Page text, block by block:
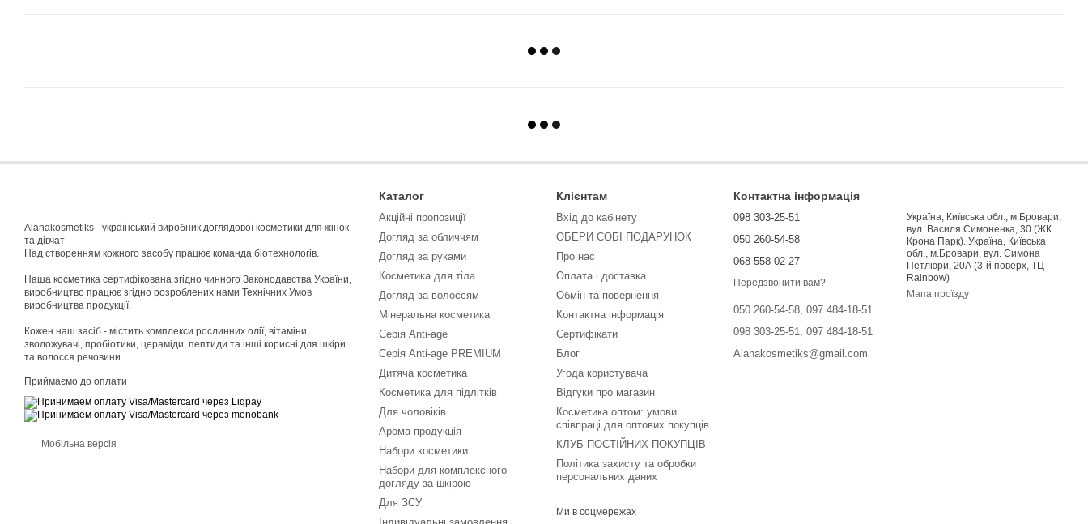
Alanakosmetiks - український виробник доглядової косметики для жінок
та дівчат
Над створенням кожного засобу працює команда біотехнологів.
Наша косметика сертифікована згідно чинного Законодавства України,
виробництво працює згідно розроблених нами Технічних Умов
виробництва продукції.
Кожен наш засіб - містить комплекси рослинних олії, вітаміни,
зволожувачі, пробіотики, цераміди, пептиди та інші корисні для шкіри
та волосся речовини.
Приймаємо до оплати
Мобільна версія
Каталог
Акційні пропозиції
Догляд за обличчям
Догляд за руками
Косметика для тіла
Догляд за волоссям
Мінеральна косметика
Серія Anti-age
Серія Anti-age PREMIUM
Дитяча косметика
Косметика для підлітків
Для чоловіків
Арома продукція
Набори косметики
Набори для комплексного
догляду за шкірою
Для ЗСУ
Клієнтам
Вхід до кабінету
ОБЕРИ СОБІ ПОДАРУНОК
Про нас
Оплата і доставка
Обмін та повернення
Контактна інформація
Сертифікати
Блог
Угода користувача
Відгуки про магазин
Косметика оптом: умови
співпраці для оптових покупців
КЛУБ ПОСТІЙНИХ ПОКУПЦІВ
Політика захисту та обробки
персональних даних
Ми в соцмережах
Контактна інформація
098 303-25-51
050 260-54-58
068 558 02 27
Передзвонити вам?
050 260-54-58, 097 484-18-51
098 303-25-51, 097 484-18-51
Alanakosmetiks@gmail.com
Україна, Київська обл., м.Бровари,
вул. Василя Симоненка, 30 (ЖК
Крона Парк). Україна, Київська
обл., м.Бровари, вул. Симона
Петлюри, 20А (3-й поверх, ТЦ
Rainbow)
Мапа проїзду